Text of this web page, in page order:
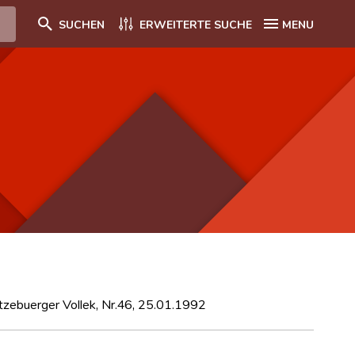
SUCHEN ERWEITERTE SUCHE MENU
Vollek, Nr.46, 25.01.1992